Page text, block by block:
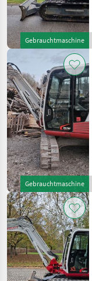
Gebrauchtmaschine
Gebrauchtmaschine